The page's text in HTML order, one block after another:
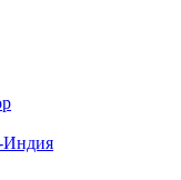
Индия